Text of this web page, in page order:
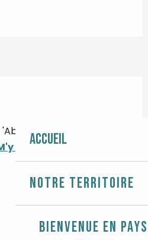
Accueil
Notre territoire
Bienvenue en
29710 Plozévet
rendre